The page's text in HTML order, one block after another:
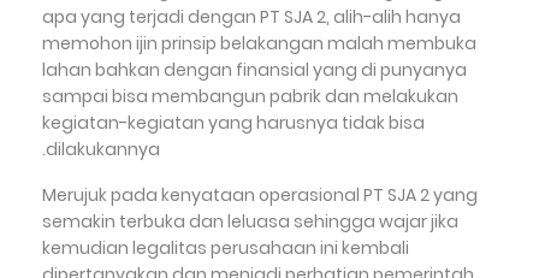
apa yang terjadi dengan PT SJA 2, alih-alih hanya
memohon ijin prinsip belakangan malah membuka
lahan bahkan dengan finansial yang di punyanya
sampai bisa membangun pabrik dan melakukan
kegiatan-kegiatan yang harusnya tidak bisa
dilakukannya.
Merujuk pada kenyataan operasional PT SJA 2 yang
semakin terbuka dan leluasa sehingga wajar jika
kemudian legalitas perusahaan ini kembali